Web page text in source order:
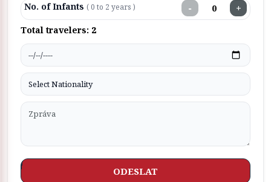
No. of Infants ( 0 to 2 years ) − +
Total travelers: 2
ODESLAT